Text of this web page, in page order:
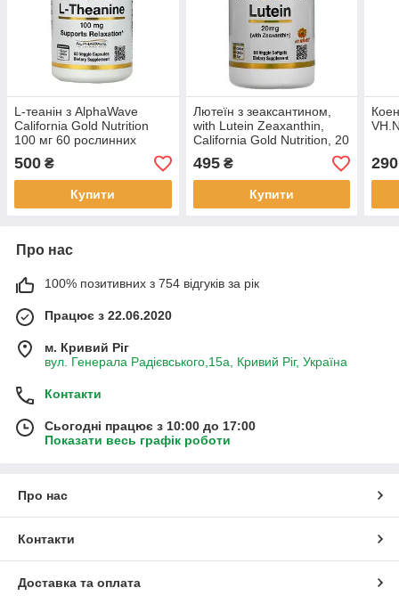
L-теанін з AlphaWave
California Gold Nutrition
100 мг 60 рослинних
капсул
500 ₴
Купити
Лютеїн з зеаксантином,
with Lutein Zeaxanthin,
California Gold Nutrition, 20
мг, 60 рослинних капсул
495₴
Купити
290
Про нас
100% позитивних з 754 відгуків за рік
Працює з 22.06.2020
м. Кривий Ріг
вул. Генерала Радієвського,15а, Кривий Ріг, Україна
Контакти
Сьогодні працює з 10:00 до 17:00
Показати весь графік роботи
Про нас
Контакти
Доставка та оплата